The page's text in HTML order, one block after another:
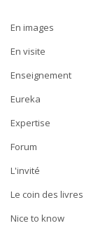
En images
En visite
Enseignement
Eureka
Expertise
Forum
L'invité
Le coin des livres
Nice to know